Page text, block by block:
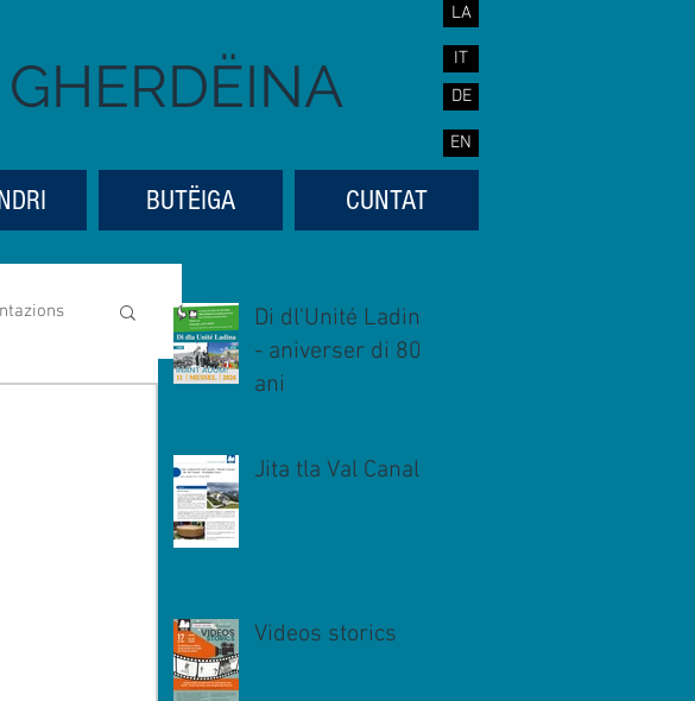
LA
IT
DE
EN
BUTËIGA CUNTAT
Di dl'Unité Ladina
- aniverser di 80
ani
Jita tla Val Canal
Videos storics